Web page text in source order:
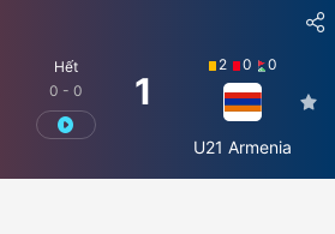
1
Hết
0 - 0
2 0 0
U21 Armenia